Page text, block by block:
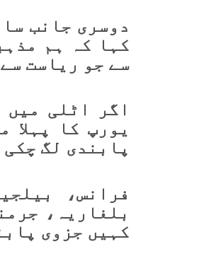
دوسری جانب
کہا کہ ہم
سے جو ریاست
اگر اٹلی
یورپ کا
پابندی لگ چکی
فرانس،
بلغاریہ،
کہیں جزوی